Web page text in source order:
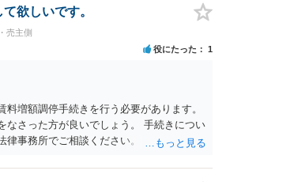
利益が生じる恐れもあります。
欲しいです。
売主側
役にたった 1
増額調停手続きを行う必要があります。
なさった方が良いでしょう。 手続きについ
事務所でご相談ください。